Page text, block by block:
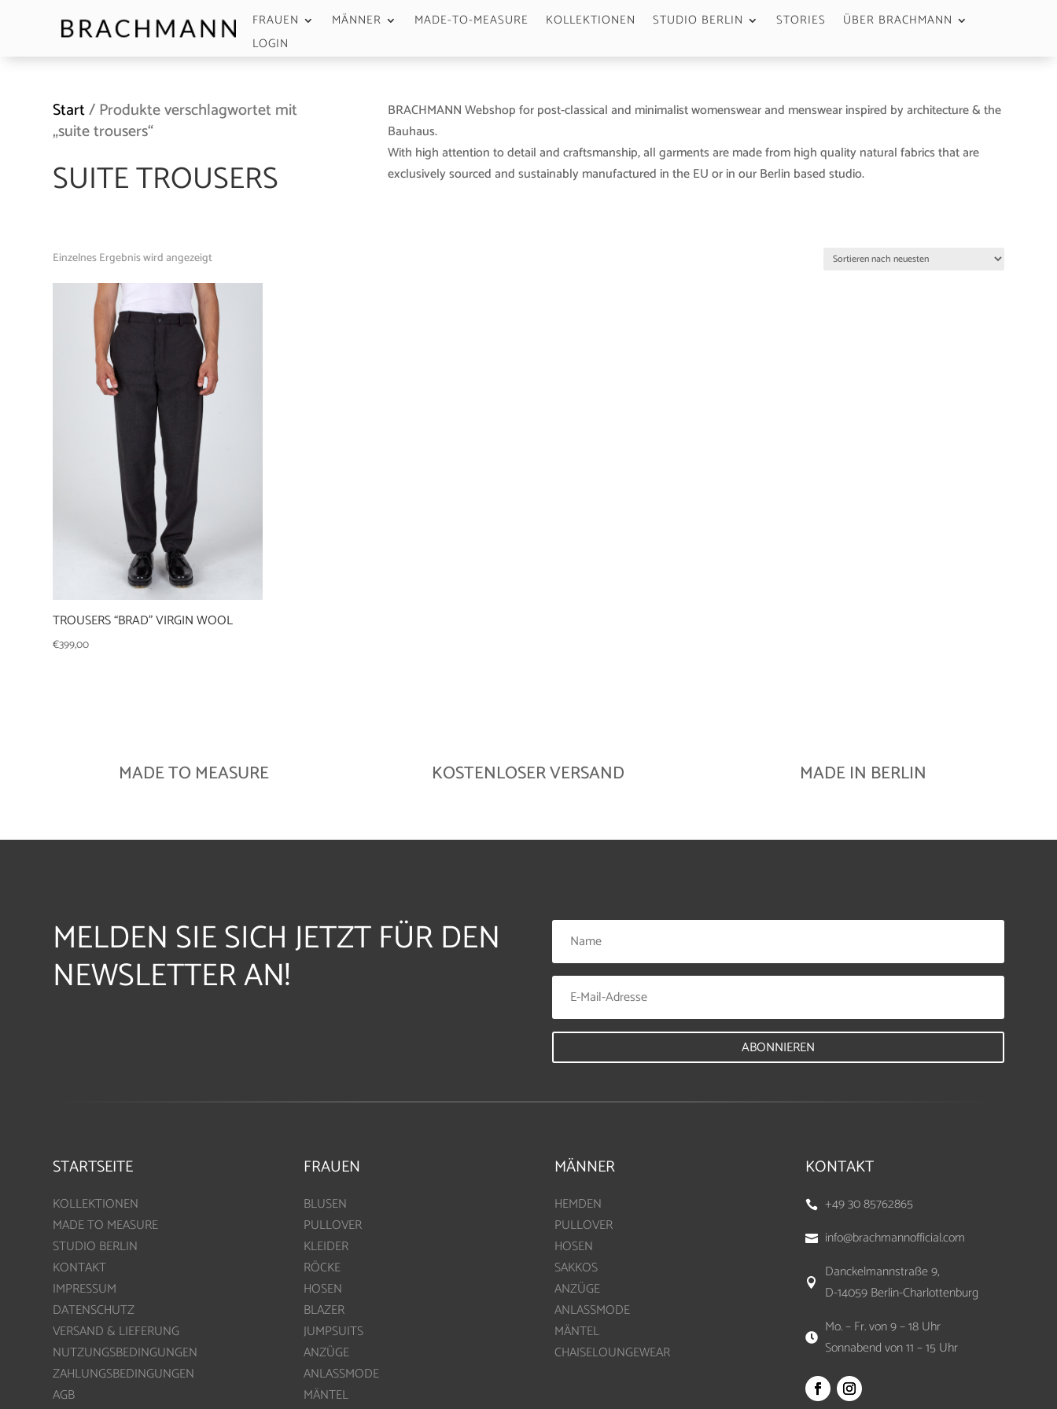
FRAUEN MÄNNER MADE-TO-MEASURE KOLLEKTIONEN STUDIO BERLIN STORIES
ÜBER BRACHMANN
LOGIN
Start/ Produkte verschlagwortet mit
„suite trousers“
SUITE TROUSERS
BRACHMANN Webshop for post-classical and minimalist womenswear and menswear inspired by architecture & the
Bauhaus.
With high attention to detail and craftsmanship, all garments are made from high quality natural fabrics that are
exclusively sourced and sustainably manufactured in the EU or in our Berlin based studio.
Einzelnes Ergebnis wird angezeigt
TROUSERS “BRAD” VIRGIN WOOL
€399,00
MADE TO MEASURE KOSTENLOSER VERSAND MADE IN BERLIN
MELDEN SIE SICH JETZT FÜR DEN
NEWSLETTER AN!
ABONNIEREN
STARTSEITE
KOLLEKTIONEN
MADE TO MEASURE
STUDIO BERLIN
KONTAKT
IMPRESSUM
DATENSCHUTZ
VERSAND & LIEFERUNG
NUTZUNGSBEDINGUNGEN
ZAHLUNGSBEDINGUNGEN
AGB
FRAUEN
BLUSEN
PULLOVER
KLEIDER
RÖCKE
HOSEN
BLAZER
JUMPSUITS
ANZÜGE
ANLASSMODE
MÄNTEL
MÄNNER
HEMDEN
PULLOVER
HOSEN
SAKKOS
ANZÜGE
ANLASSMODE
MÄNTEL
CHAISELOUNGEWEAR
KONTAKT
 +49 30 85762865
 info@brachmannofficial.com

Danckelmannstraße 9,
D-14059 Berlin-Charlottenburg

Mo. – Fr. von 9 – 18 Uhr
Sonnabend von 11 – 15 Uhr